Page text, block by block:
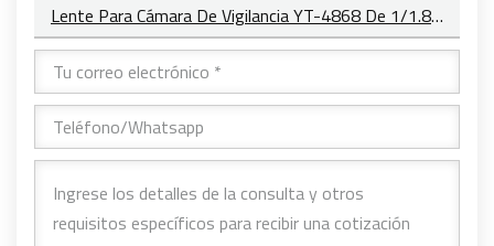
Lente Para Cámara De Vigilancia YT-4868 De 1/1.8" Con Montura C Y 3 Megapíxeles, HD, CC Automática